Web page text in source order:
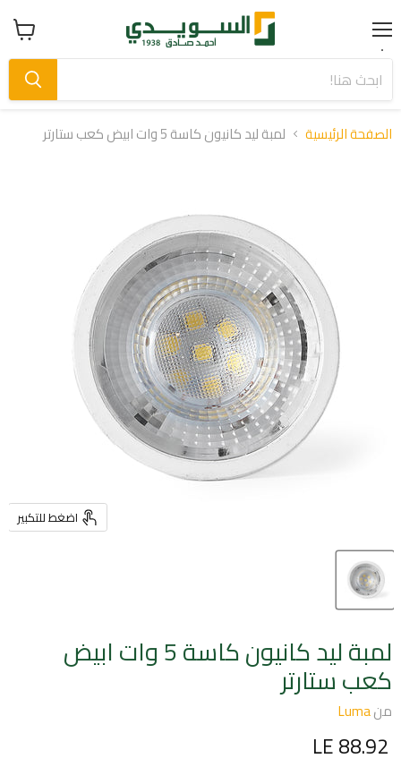
Menu عرض
سلة
الصفحة الرئيسية لمبة ليد كانيون كاسة 5 وات ابيض كعب ستارتر
اضغط للتكبير
لمبة ليد كانيون كاسة 5 وات ابيض
كعب ستارتر
منLuma
السعر الحالي
LE 88.92